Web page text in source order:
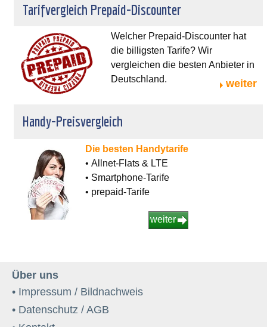
Tarifvergleich Prepaid-Discounter
Welcher Prepaid-Discounter hat
die billigsten Tarife? Wir
vergleichen die besten Anbieter in
Deutschland.
weiter
Handy-Preisvergleich
Die besten Handytarife
• Allnet-Flats & LTE
• Smartphone-Tarife
• prepaid-Tarife
weiter
Über uns
• Impressum / Bildnachweis
• Datenschutz / AGB